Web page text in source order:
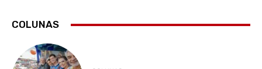
COLUNAS